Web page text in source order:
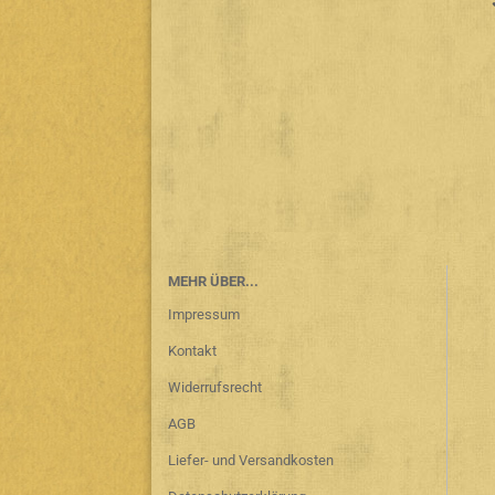
MEHR ÜBER...
Impressum
Kontakt
Widerrufsrecht
AGB
Liefer- und Versandkosten